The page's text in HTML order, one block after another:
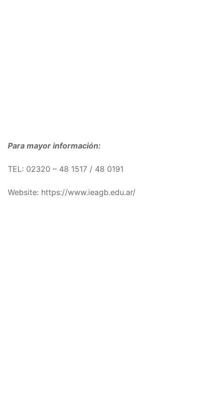
Para mayor información:
TEL: 02320 – 48 1517 / 48 0191
Website: https://www.ieagb.edu.ar/